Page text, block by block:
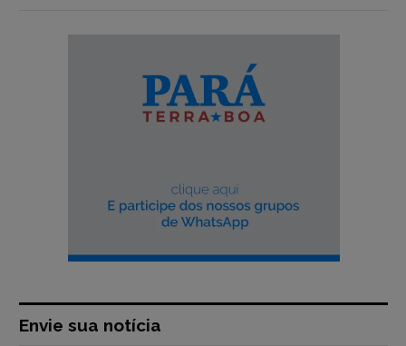
Envie sua notícia